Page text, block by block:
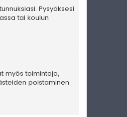
Pysyäksesi
tai koulun
myös toimintoja,
poistaminen